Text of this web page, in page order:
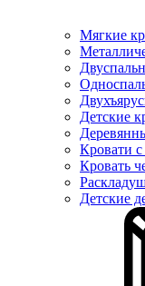
Мягкие
Детские
Кровати
Кровать
Детские